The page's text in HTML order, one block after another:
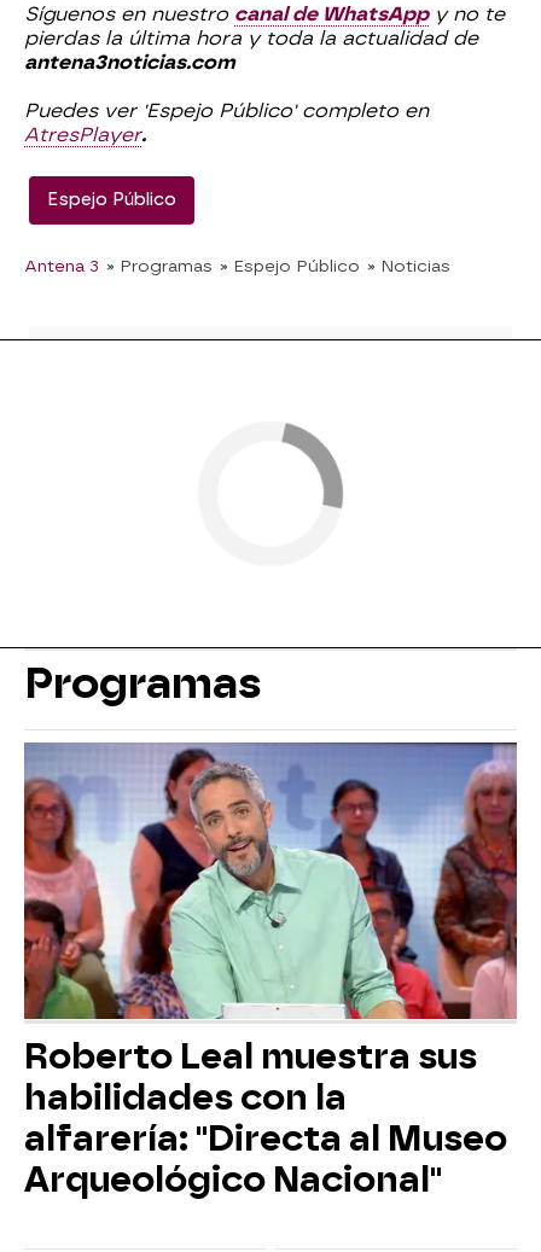
Síguenos en nuestro canal de WhatsAppy no te
pierdas la última hora y toda la actualidad de
antena3noticias.com
Puedes ver 'Espejo Público' completo en
AtresPlayer.
Espejo Público
Antena 3 » Programas » Espejo Público » Noticias
Programas
Roberto Leal muestra sus
habilidades con la
alfarería: "Directa al Museo
Arqueológico Nacional"